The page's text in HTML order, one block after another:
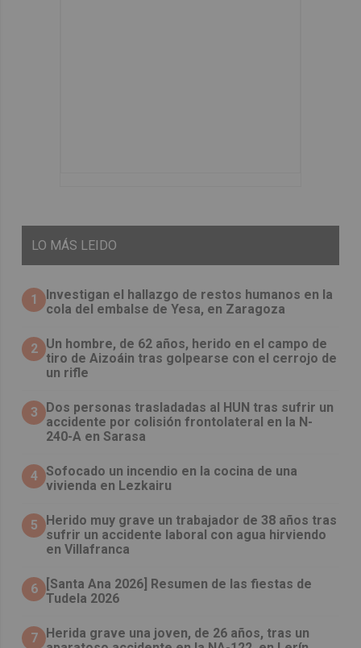
LO MÁS LEIDO
1
Investigan el hallazgo de restos humanos en la
cola del embalse de Yesa, en Zaragoza
2 Un hombre, de 62 años, herido en el campo de
tiro de Aizoáin tras golpearse con el cerrojo de
un rifle
3
​Dos personas trasladadas al HUN tras sufrir un
accidente por colisión frontolateral en la N-
240-A en Sarasa
4 Sofocado un incendio en la cocina de una
vivienda en Lezkairu
5
Herido muy grave un trabajador de 38 años tras
sufrir un accidente laboral con agua hirviendo
en Villafranca
6
[Santa Ana 2026] Resumen de las fiestas de
Tudela 2026
7
Herida grave una joven, de 26 años, tras un